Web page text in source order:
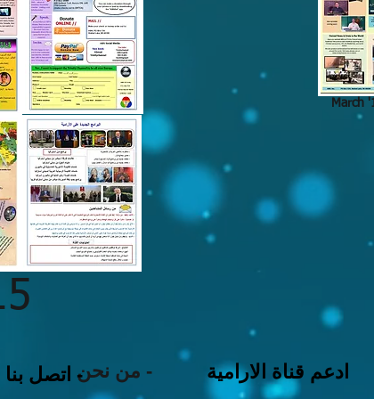
March
من نحن - اتصل بنا - ادعم قناة الارامية